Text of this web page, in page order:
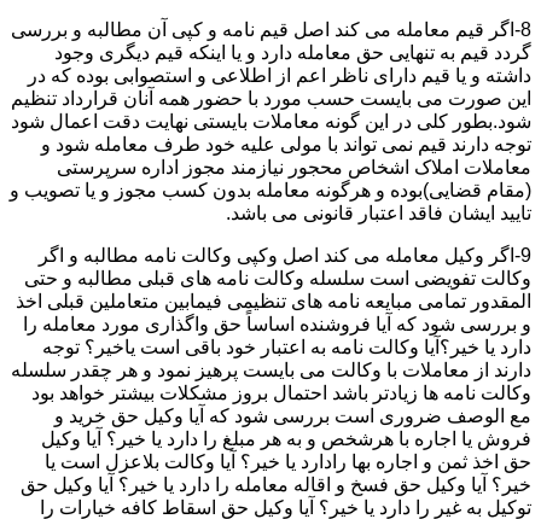
8-اگر قیم معامله می کند اصل قیم نامه و کپی آن مطالبه و بررسی
گردد قیم به تنهایی حق معامله دارد و یا اینکه قیم دیگری وجود
داشته و یا قیم دارای ناظر اعم از اطلاعی و استصوابی بوده که در
این صورت می بایست حسب مورد با حضور همه آنان قرارداد تنظیم
شود.بطور کلی در این گونه معاملات بایستی نهایت دقت اعمال شود
توجه دارند قیم نمی تواند با مولی علیه خود طرف معامله شود و
معاملات املاک اشخاص محجور نیازمند مجوز اداره سرپرستی
(مقام قضایی)بوده و هرگونه معامله بدون کسب مجوز و یا تصویب و
تایید ایشان فاقد اعتبار قانونی می باشد.
9-اگر وکیل معامله می کند اصل وکپی وکالت نامه مطالبه و اگر
وکالت تفویضی است سلسله وکالت نامه های قبلی مطالبه و حتی
المقدور تمامی مبایعه نامه های تنظیمی فیمابین متعاملین قبلی اخذ
و بررسی شود که آیا فروشنده اساساً حق واگذاری مورد معامله را
دارد یا خیر؟آیا وکالت نامه به اعتبار خود باقی است یاخیر؟ توجه
دارند از معاملات با وکالت می بایست پرهیز نمود و هر چقدر سلسله
وکالت نامه ها زیادتر باشد احتمال بروز مشکلات بیشتر خواهد بود
مع الوصف ضروری است بررسی شود که آیا وکیل حق خرید و
فروش یا اجاره با هرشخص و به هر مبلغ را دارد یا خیر؟ آیا وکیل
حق اخذ ثمن و اجاره بها رادارد یا خیر؟ آیا وکالت بلاعزل است یا
خیر؟ آیا وکیل حق فسخ و اقاله معامله را دارد یا خیر؟ آیا وکیل حق
توکیل به غیر را دارد یا خیر؟ آیا وکیل حق اسقاط کافه خیارات را